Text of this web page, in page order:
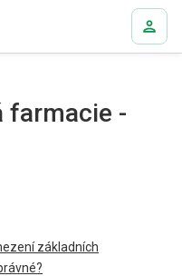
farmacie -
základních